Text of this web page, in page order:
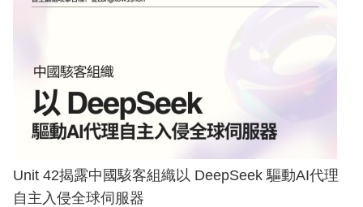
Unit 42揭露中國駭客組織以 DeepSeek 驅動AI代理
自主入侵全球伺服器